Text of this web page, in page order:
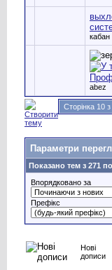
кабан
abez
Сторінка 10
Параметри
Показано тем з 271
Впорядковано за
Префікс
Нові
дописи